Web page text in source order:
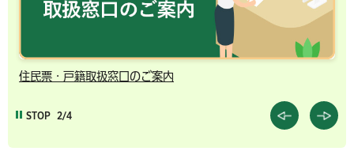
千葉市の電子行政サービス
STOP 3/4